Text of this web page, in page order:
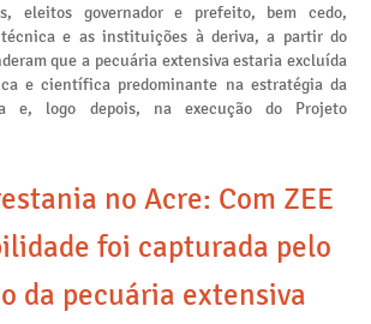
eleitos governador e prefeito, bem cedo,
e as instituições à deriva, a partir do
que a pecuária extensiva estaria excluída
e científica predominante na estratégia da
e, logo depois, na execução do Projeto
no Acre: Com ZEE
foi capturada pelo
da pecuária extensiva